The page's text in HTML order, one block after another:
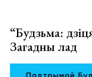
“Будзьма:
Загадны лад